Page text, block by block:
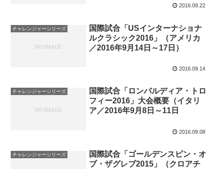
2016.09.22
チャレンジャーシリーズ
国際試合「USインターナショナ
ルクラシック2016」（アメリカ
／2016年9月14日～17日）
2016.09.14
チャレンジャーシリーズ
国際試合「ロンバルディア・トロ
フィー2016」大会概要（イタリ
ア／2016年9月8日～11日
2016.09.08
チャレンジャーシリーズ
国際試合「ゴールデンスピン・オ
ブ・ザグレブ2015」（クロアチ